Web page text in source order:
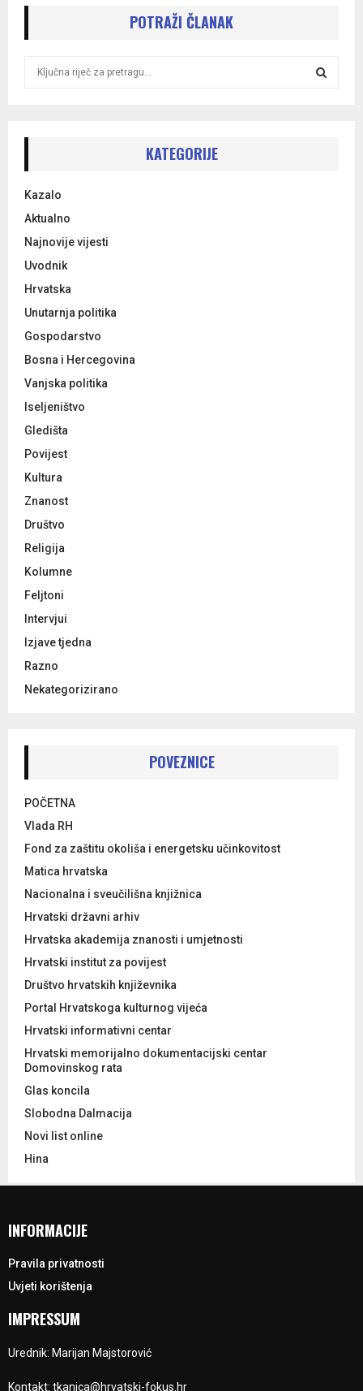
POTRAŽI ČLANAK
r
:
KATEGORIJE
Kazalo
Aktualno
Najnovije vijesti
Uvodnik
Hrvatska
Unutarnja politika
Gospodarstvo
Bosna i Hercegovina
Vanjska politika
Iseljeništvo
Gledišta
Povijest
Kultura
Znanost
Društvo
Religija
Kolumne
Feljtoni
Intervjui
Izjave tjedna
Razno
Nekategorizirano
POVEZNICE
POČETNA
Vlada RH
Fond za zaštitu okoliša i energetsku učinkovitost
Matica hrvatska
Nacionalna i sveučilišna knjižnica
Hrvatski državni arhiv
Hrvatska akademija znanosti i umjetnosti
Hrvatski institut za povijest
Društvo hrvatskih književnika
Portal Hrvatskoga kulturnog vijeća
Hrvatski informativni centar
Hrvatski memorijalno dokumentacijski centar
Domovinskog rata
Glas koncila
Slobodna Dalmacija
Novi list online
Hina
INFORMACIJE
Pravila privatnosti
Uvjeti korištenja
IMPRESSUM
Urednik: Marijan Majstorović
Kontakt: tkanica@hrvatski-fokus.hr